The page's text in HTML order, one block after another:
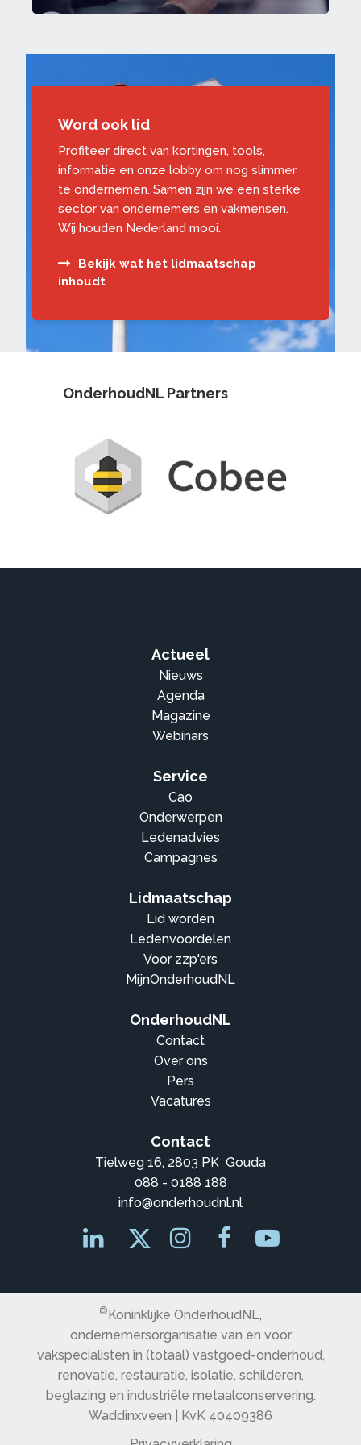
Word ook lid
Profiteer direct van kortingen, tools,
informatie en onze lobby om nog slimmer
te ondernemen. Samen zijn we een sterke
sector van ondernemers en vakmensen.
Wij houden Nederland mooi.
Bekijk wat het lidmaatschap
inhoudt
OnderhoudNL Partners
Actueel
Nieuws
Agenda
Magazine
Webinars
Service
Cao
Onderwerpen
Ledenadvies
Campagnes
Lidmaatschap
Lid worden
Ledenvoordelen
Voor zzp'ers
MijnOnderhoudNL
OnderhoudNL
Contact
Over ons
Pers
Vacatures
Contact
Tielweg 16, 2803 PK Gouda
088 - 0188 188
info@onderhoudnl.nl
©Koninklijke OnderhoudNL,
ondernemersorganisatie van en voor
vakspecialisten in (totaal) vastgoed-onderhoud,
renovatie, restauratie, isolatie, schilderen,
beglazing en industriële metaalconservering.
Waddinxveen | KvK 40409386